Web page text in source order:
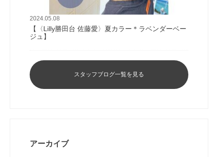
2024.05.08
【〈Lilly勝田台 佐藤愛〉夏カラー＊ラベンダーベー
ジュ】
スタッフブログ一覧を見る
アーカイブ